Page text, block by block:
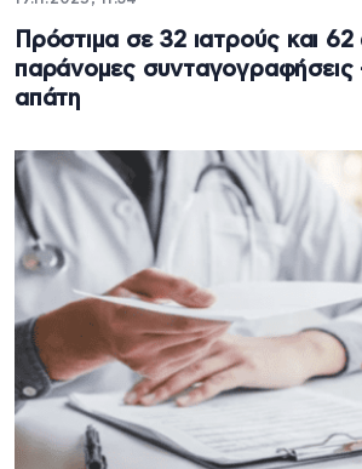
Πρόστιμα σε 32 ιατρούς και
παράνομες συνταγογραφήσεις
απάτη